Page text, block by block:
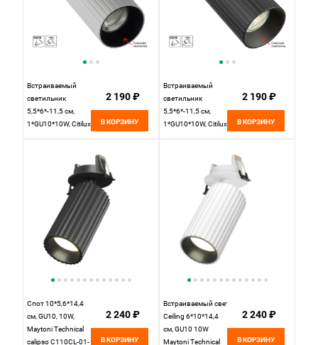
Встраиваемый
светильник
5,5*6*-11,5 см,
1*GU10*10W, Citilux
2 190 ₽
В КОРЗИНУ
Встраиваемый
светильник
5,5*6*-11,5 см,
1*GU10*10W, Citilux
2 190 ₽
В КОРЗИНУ
Спот 10*5,6*14,4
см, GU10, 10W,
Maytoni Technical
calipso C110CL-01-
2 240 ₽
В КОРЗИНУ
Встраиваемый светильник
Ceiling 6*10*14,4
см, GU10 10W
Maytoni Technical
2 240 ₽
В КОРЗИНУ